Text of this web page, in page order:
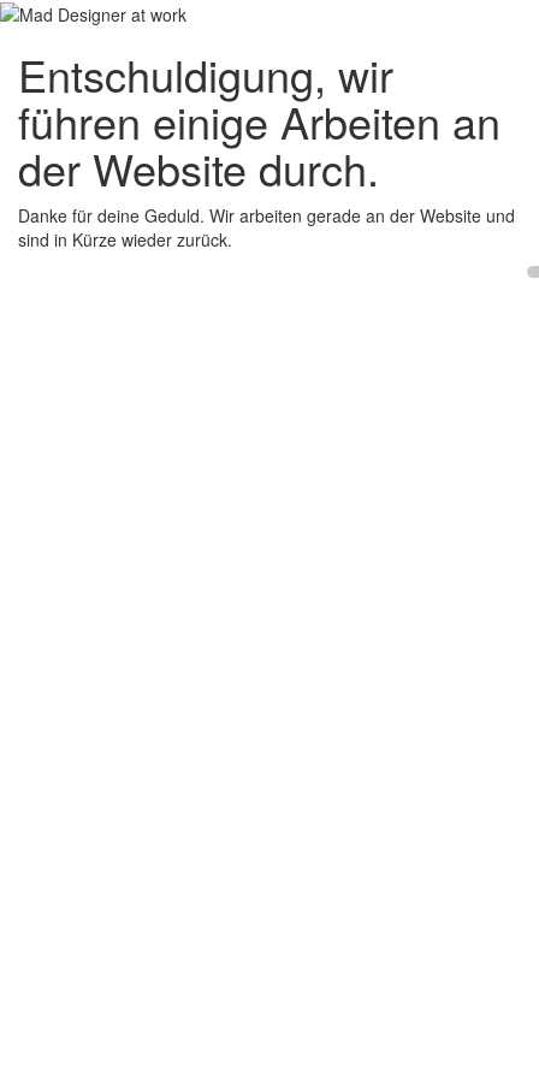
Entschuldigung, wir
führen einige Arbeiten an
der Website durch.
Danke für deine Geduld. Wir arbeiten gerade an der Website und
sind in Kürze wieder zurück.